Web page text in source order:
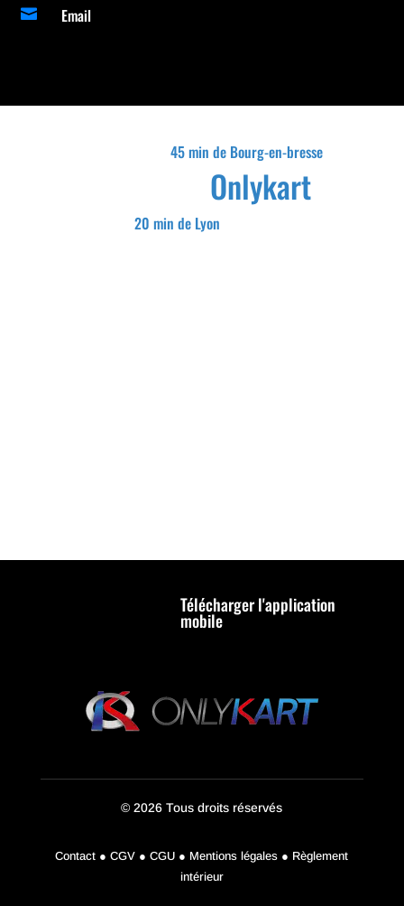
 Email
20 min de Lyon
Onlykart
45 min de Bourg-en-bresse
Télécharger l'application
mobile
© 2026 Tous droits réservés
Contact ● CGV ● CGU ● Mentions légales ● Règlement
intérieur